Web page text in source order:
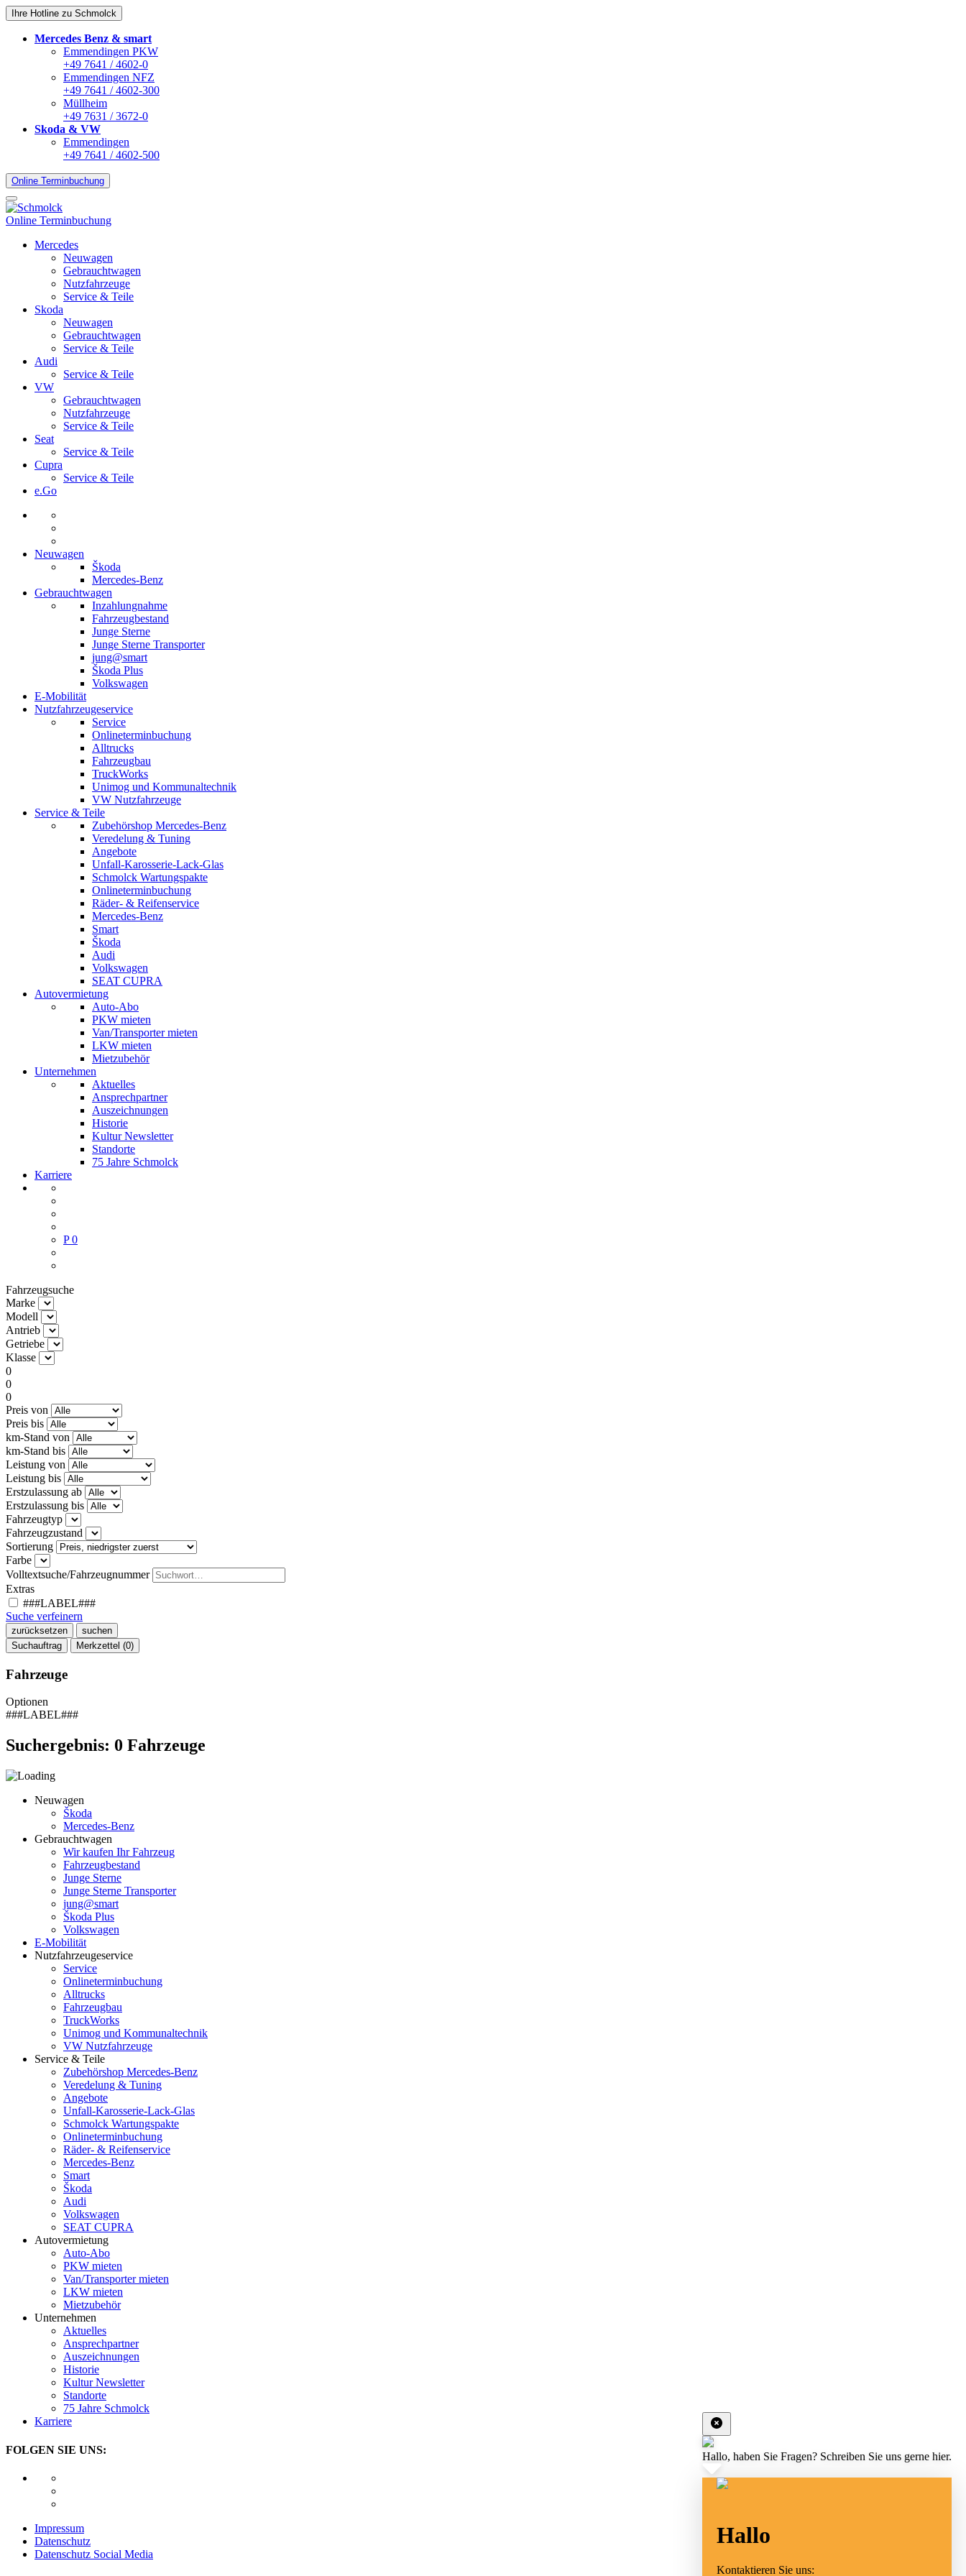
Ihre Hotline zu Schmolck
Mercedes Benz & smart
Emmendingen PKW
+49 7641 / 4602-0
Emmendingen NFZ
+49 7641 / 4602-300
Müllheim
+49 7631 / 3672-0
Skoda & VW
Emmendingen
+49 7641 / 4602-500
Online Terminbuchung
Online Terminbuchung
Mercedes
Neuwagen
Gebrauchtwagen
Nutzfahrzeuge
Service & Teile
Skoda
Neuwagen
Gebrauchtwagen
Service & Teile
Audi
Service & Teile
VW
Gebrauchtwagen
Nutzfahrzeuge
Service & Teile
Seat
Service & Teile
Cupra
Service & Teile
e.Go
Neuwagen
Škoda
Mercedes-Benz
Gebrauchtwagen
Inzahlungnahme
Fahrzeugbestand
Junge Sterne
Junge Sterne Transporter
jung@smart
Škoda Plus
Volkswagen
E-Mobilität
Nutzfahrzeugeservice
Service
Onlineterminbuchung
Alltrucks
Fahrzeugbau
TruckWorks
Unimog und Kommunaltechnik
VW Nutzfahrzeuge
Service & Teile
Zubehörshop Mercedes-Benz
Veredelung & Tuning
Angebote
Unfall-Karosserie-Lack-Glas
Schmolck Wartungspakte
Onlineterminbuchung
Räder- & Reifenservice
Mercedes-Benz
Smart
Škoda
Audi
Volkswagen
SEAT CUPRA
Autovermietung
Auto-Abo
PKW mieten
Van/Transporter mieten
LKW mieten
Mietzubehör
Unternehmen
Aktuelles
Ansprechpartner
Auszeichnungen
Historie
Kultur Newsletter
Standorte
75 Jahre Schmolck
Karriere
P 0
Fahrzeugsuche
Marke
Modell
Antrieb
Getriebe
Klasse
0
0
0
Preis von
Preis bis
km-Stand von
km-Stand bis
Leistung von
Leistung bis
Erstzulassung ab
Erstzulassung bis
Fahrzeugtyp
Fahrzeugzustand
Sortierung
Farbe
Volltextsuche/Fahrzeugnummer
Extras
###LABEL###
Suche verfeinern
zurücksetzen
suchen
Suchauftrag
Merkzettel (0)
Fahrzeuge
Optionen
###LABEL###
Suchergebnis: 0 Fahrzeuge
Neuwagen
Škoda
Mercedes-Benz
Gebrauchtwagen
Wir kaufen Ihr Fahrzeug
Fahrzeugbestand
Junge Sterne
Junge Sterne Transporter
jung@smart
Škoda Plus
Volkswagen
E-Mobilität
Nutzfahrzeugeservice
Service
Onlineterminbuchung
Alltrucks
Fahrzeugbau
TruckWorks
Unimog und Kommunaltechnik
VW Nutzfahrzeuge
Service & Teile
Zubehörshop Mercedes-Benz
Veredelung & Tuning
Angebote
Unfall-Karosserie-Lack-Glas
Schmolck Wartungspakte
Onlineterminbuchung
Räder- & Reifenservice
Mercedes-Benz
Smart
Škoda
Audi
Volkswagen
SEAT CUPRA
Autovermietung
Auto-Abo
PKW mieten
Van/Transporter mieten
LKW mieten
Mietzubehör
Unternehmen
Aktuelles
Ansprechpartner
Auszeichnungen
Historie
Kultur Newsletter
Standorte
75 Jahre Schmolck
Karriere
FOLGEN SIE UNS:
Impressum
Datenschutz
Datenschutz Social Media
Hallo, haben Sie Fragen? Schreiben Sie uns gerne hier.
Hallo
Kontaktieren Sie uns: